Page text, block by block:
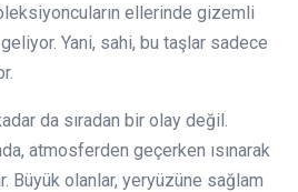
ellerinde gizemli
geliyor. Yani, sahi, bu taşlar sadece
da sıradan bir olay değil.
atmosferden geçerken ısınarak
Büyük olanlar, yeryüzüne sağlam